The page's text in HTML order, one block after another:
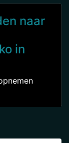
naar
in